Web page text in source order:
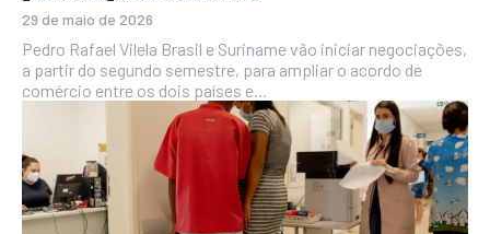
29 de maio de 2026
Pedro Rafael Vilela Brasil e Suriname vão iniciar negociações,
a partir do segundo semestre, para ampliar o acordo de
comércio entre os dois países e...